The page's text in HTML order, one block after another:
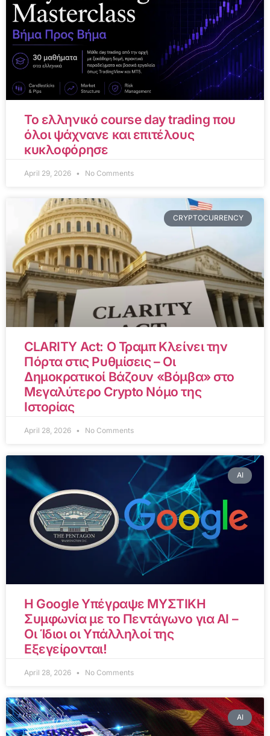
Το ελληνικό course day trading που
όλοι ψάχνανε και επιτέλους
κυκλοφόρησε
April 29, 2026 No Comments
CRYPTOCURRENCY
CLARITY Act: Ο Τραμπ Κλείνει την
Πόρτα στις Ρυθμίσεις – Οι
Δημοκρατικοί Βάζουν «Βόμβα» στο
Μεγαλύτερο Crypto Νόμο της
Ιστορίας
April 28, 2026 No Comments
AI
Η Google Υπέγραψε ΜΥΣΤΙΚΗ
Συμφωνία με το Πεντάγωνο για AI –
Οι Ίδιοι οι Υπάλληλοί της
Εξεγείρονται!
April 28, 2026 No Comments
AI